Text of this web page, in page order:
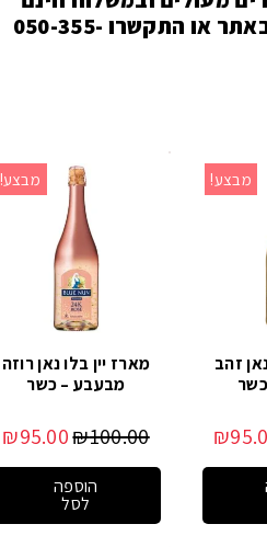
בחרו את משקה האלכוהול האהוב עליכם, הזמינו אונליין באתר או התקשרו 050-355-
מבצע!
זהב
₪
מבצע!
מארז יין בלו נאן רוזה
מבעבע – כשר
₪100.00
₪95.00
הוספה
לסל